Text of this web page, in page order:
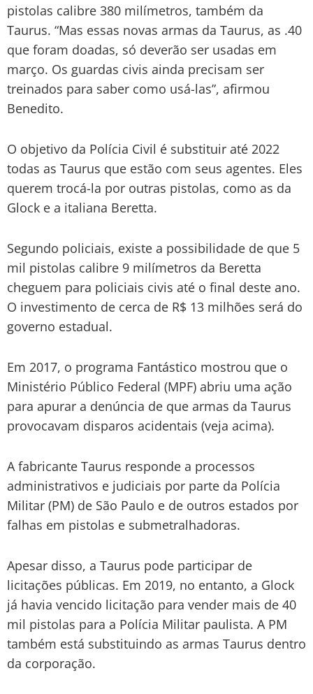
pistolas calibre 380 milímetros, também da
Taurus. “Mas essas novas armas da Taurus, as .40
que foram doadas, só deverão ser usadas em
março. Os guardas civis ainda precisam ser
treinados para saber como usá-las”, afirmou
Benedito.
O objetivo da Polícia Civil é substituir até 2022
todas as Taurus que estão com seus agentes. Eles
querem trocá-la por outras pistolas, como as da
Glock e a italiana Beretta.
Segundo policiais, existe a possibilidade de que 5
mil pistolas calibre 9 milímetros da Beretta
cheguem para policiais civis até o final deste ano.
O investimento de cerca de R$ 13 milhões será do
governo estadual.
Em 2017, o programa Fantástico mostrou que o
Ministério Público Federal (MPF) abriu uma ação
para apurar a denúncia de que armas da Taurus
provocavam disparos acidentais (veja acima).
A fabricante Taurus responde a processos
administrativos e judiciais por parte da Polícia
Militar (PM) de São Paulo e de outros estados por
falhas em pistolas e submetralhadoras.
Apesar disso, a Taurus pode participar de
licitações públicas. Em 2019, no entanto, a Glock
já havia vencido licitação para vender mais de 40
mil pistolas para a Polícia Militar paulista. A PM
também está substituindo as armas Taurus dentro
da corporação.